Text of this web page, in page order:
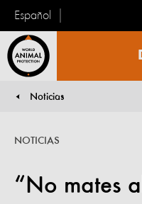
Español
Animal
Noticias
“No mates
NOTICIAS